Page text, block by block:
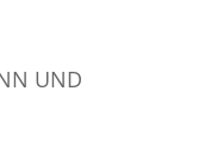
UND